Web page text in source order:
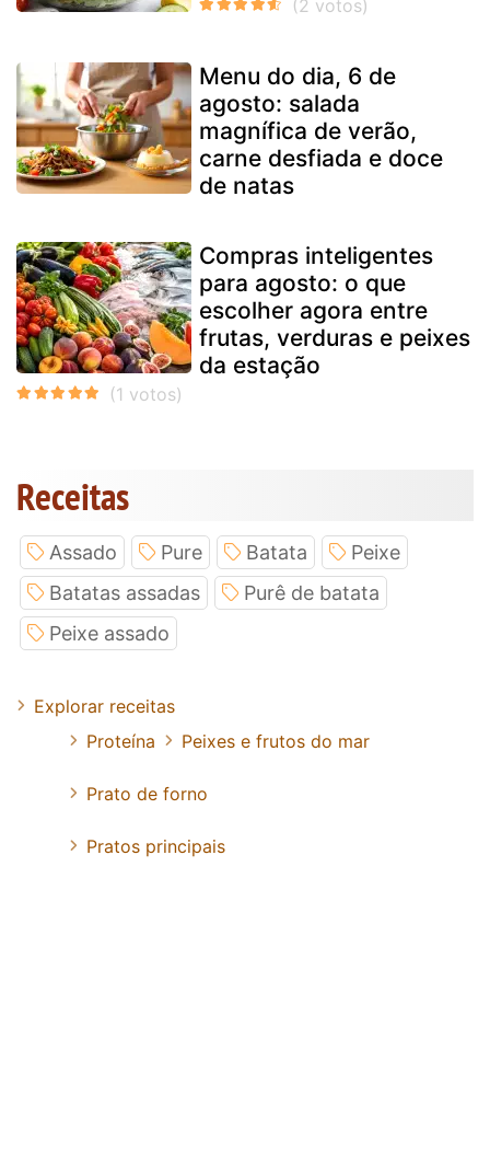
Menu do dia, 6 de
agosto: salada
magnífica de verão,
carne desfiada e doce
de natas
Compras inteligentes
para agosto: o que
escolher agora entre
frutas, verduras e peixes
da estação
Receitas
Assado Pure Batata
Peixe
Batatas assadas
Purê de batata
Peixe assado
Explorar receitas
Proteína
Peixes e frutos do mar
Prato de forno
Pratos principais